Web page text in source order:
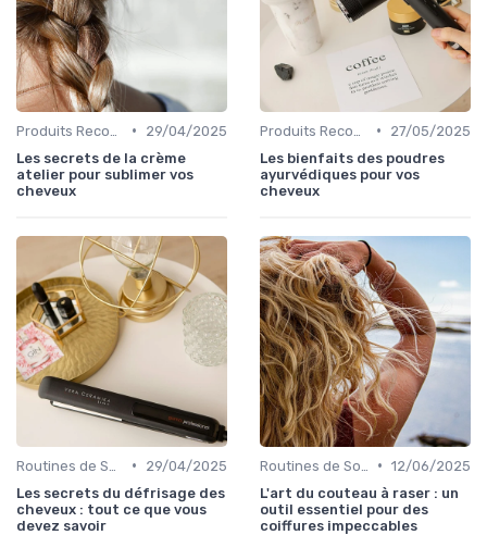
•
29/04/2025
Les secrets de la crème
atelier pour sublimer vos
cheveux
•
27/05/2025
Les bienfaits des poudres
ayurvédiques pour vos
cheveux
•
29/04/2025
Les secrets du défrisage des
cheveux : tout ce que vous
devez savoir
• 12/06/2025
L'art du couteau à raser : un
outil essentiel pour des
coiffures impeccables